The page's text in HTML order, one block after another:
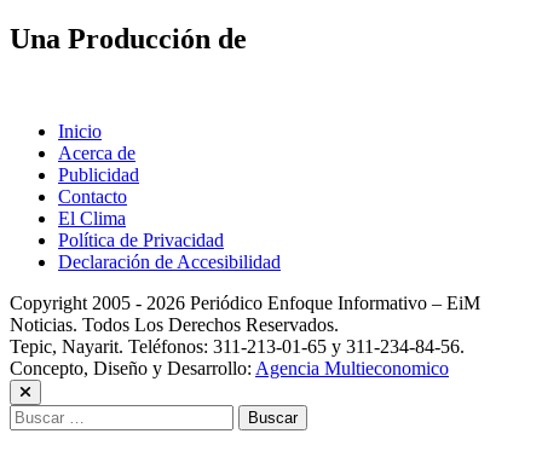
Una Producción de
Inicio
Acerca de
Publicidad
Contacto
El Clima
Política de Privacidad
Declaración de Accesibilidad
Copyright 2005 - 2026 Periódico Enfoque Informativo – EiM
Noticias. Todos Los Derechos Reservados.
Tepic, Nayarit. Teléfonos: 311-213-01-65 y 311-234-84-56.
Concepto, Diseño y Desarrollo: Agencia Multieconomico
Buscar: